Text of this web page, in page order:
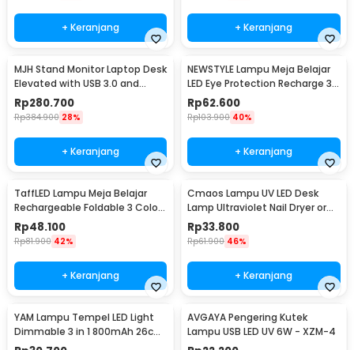
+ Keranjang + Keranjang
MJH Stand Monitor Laptop Desk
Elevated with USB 3.0 and
Charging Port - KM51
Rp280.700
Rp384.900 28%
+ Keranjang
NEWSTYLE Lampu Meja Belajar
LED Eye Protection Recharge 3
Color 10W - K8E-PRO
Rp62.600
Rp103.900 40%
+ Keranjang
TaffLED Lampu Meja Belajar
Rechargeable Foldable 3 Color
8W - 1308
Rp48.100
Rp81.900 42%
+ Keranjang
Cmaos Lampu UV LED Desk
Lamp Ultraviolet Nail Dryer or
Cash Detector - CM1
Rp33.800
Rp61.900 46%
+ Keranjang
YAM Lampu Tempel LED Light
Dimmable 3 in 1 800mAh 26cm
5V 5W - Z-001
AVGAYA Pengering Kutek
Lampu USB LED UV 6W - XZM-4